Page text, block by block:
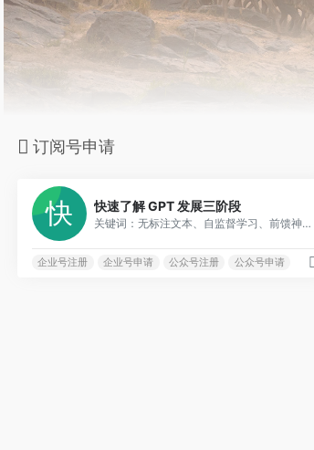
订阅号申请
快速了解 GPT 发展三阶段
关键词：无标注文本、自监督学习、前馈神经网络、自回归模型
企业号注册 企业号申请 公众号注册 公众号申请